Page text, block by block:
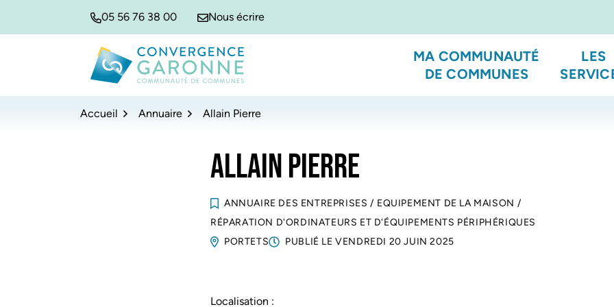
05 56 76 38 00 Nous écrire
Convergence Garonne
MA COMMUNAUTÉ
DE COMMUNES
LES
Accueil Annuaire Allain Pierre
ALLAIN PIERRE
ANNUAIRE DES ENTREPRISES / EQUIPEMENT DE LA MAISON /
RÉPARATION D'ORDINATEURS ET D'ÉQUIPEMENTS PÉRIPHÉRIQUES
PORTETS
PUBLIÉ LEVENDREDI 20 JUIN 2025
Localisation :